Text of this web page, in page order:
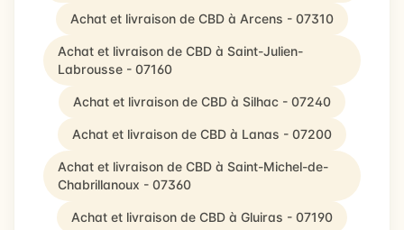
Achat et livraison de CBD à Arcens - 07310
Achat et livraison de CBD à Saint-Julien-
Labrousse - 07160
Achat et livraison de CBD à Silhac - 07240
Achat et livraison de CBD à Lanas - 07200
Achat et livraison de CBD à Saint-Michel-de-
Chabrillanoux - 07360
Achat et livraison de CBD à Gluiras - 07190